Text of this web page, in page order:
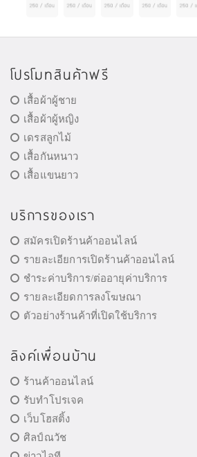
โปรโมทสินค้าฟรี
เสื้อผ้าผู้ชาย
เสื้อผ้าผู้หญิง
เดรสลูกไม้
เสื้อกันหนาว
เสื้อแขนยาว
บริการของเรา
สมัครเปิดร้านค้าออนไลน์
รายละเอียการเปิดร้านค้าออนไลน์
ชำระค่าบริการ/ต่ออายุค่าบริการ
รายละเอียดการลงโฆษณา
ตัวอย่างร้านค้าที่เปิดใช้บริการ
ลิงค์เพื่อนบ้าน
ร้านค้าออนไลน์
รับทำโปรเจค
เว็บโฮสติ้ง
ศิลป์ณวัช